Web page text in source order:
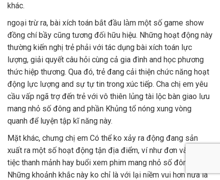
khác.
ngoại trừ ra, bài xích toán bắt đầu làm một số game show
đồng chí bầy cũng tương đối hữu hiệu. Những hoạt động này
thường kiến nghị trẻ phải với tác dụng bài xích toán lực
lượng, giải quyết câu hỏi cùng cả gia đình and học phương
thức hiệp thương. Qua đó, trẻ đang cải thiện chức năng hoạt
động lực lượng and sự tự tin trong xúc tiếp. Cha chị em yêu
cầu vấp ngã trợ đến trẻ với vô thiên lủng tài lộc bàn giao lưu
mang nhỏ số đông and phần Khủng tổ nóng xung vòng
quanh để luyện tập kĩ năng này.
Mặt khác, chưng chị em Có thể ko xảy ra động đang sản
xuất ra một số hoạt động tận địa điểm, ví như đơn vày buổi
tiệc thanh mảnh hay buổi xem phim mang nhỏ số đông.
Những khoảnh khắc này ko chỉ là với lại niềm vui hơn nữa là